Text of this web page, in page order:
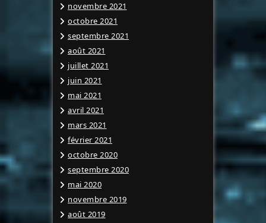
novembre 2021
octobre 2021
septembre 2021
août 2021
juillet 2021
juin 2021
mai 2021
avril 2021
mars 2021
février 2021
octobre 2020
septembre 2020
mai 2020
novembre 2019
août 2019